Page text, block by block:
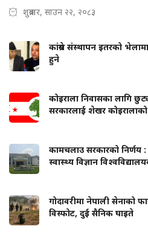
शुक्रबार, साउन २२, २०८३
कांग्रेस संस्थापन इतरको
हुने
कोइराला निवासका लागि
सरकारलाई शेखर कोइरालाको
कामचलाउ सरकारको निर्णय
स्वास्थ्य विज्ञान
गोदावरीमा नेपाली सेनाको
विस्फोट, दुई सैनिक घाइते